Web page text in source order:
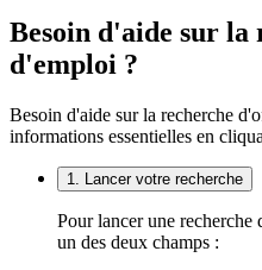
Besoin d'aide sur la
d'emploi ?
Besoin d'aide sur la recherche
informations essentielles en
1. Lancer votre recherche
Pour lancer une recherche
un des deux champs :